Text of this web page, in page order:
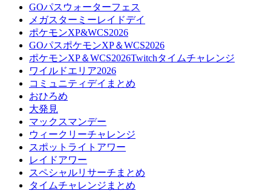
GOパスウォーターフェス
メガスターミーレイドデイ
ポケモンXP&WCS2026
GOパスポケモンXP＆WCS2026
ポケモンXP＆WCS2026Twitchタイムチャレンジ
ワイルドエリア2026
コミュニティデイまとめ
おひろめ
大発見
マックスマンデー
ウィークリーチャレンジ
スポットライトアワー
レイドアワー
スペシャルリサーチまとめ
タイムチャレンジまとめ